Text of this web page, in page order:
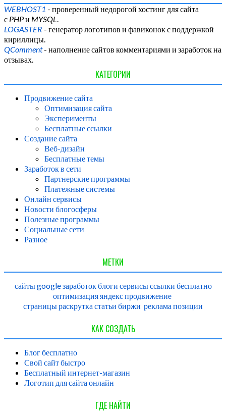
WEBHOST1 - проверенный недорогой хостинг для сайта
с PHPи MYSQL.
LOGASTER - генератор логотипов и фавиконок с поддержкой
кириллицы.
QComment- наполнение сайтов комментариями и заработок на
отзывах.
КАТЕГОРИИ
Продвижение сайта
Оптимизация сайта
Эксперименты
Бесплатные ссылки
Создание сайта
Веб-дизайн
Бесплатные темы
Заработок в сети
Партнерские программы
Платежные системы
Онлайн сервисы
Новости блогосферы
Полезные программы
Социальные сети
Разное
МЕТКИ
сайтыgoogleзаработокблоги сервисыссылки бесплатно
оптимизацияяндекспродвижение
страницыраскрутка статьи биржи реклама позиции
КАК СОЗДАТЬ
Блог бесплатно
Свой сайт быстро
Бесплатный интернет-магазин
Логотип для сайта онлайн
ГДЕ НАЙТИ